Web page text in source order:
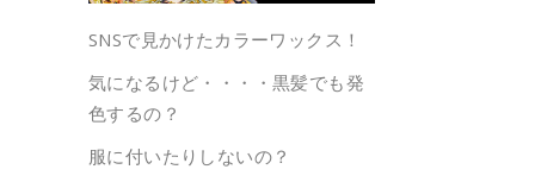
SNSで見かけたカラーワックス！
気になるけど・・・・黒髪でも発
色するの？
服に付いたりしないの？